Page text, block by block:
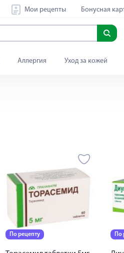
Мои рецепты Бонусная
Аллергия Уход за кожей
По рецепту По